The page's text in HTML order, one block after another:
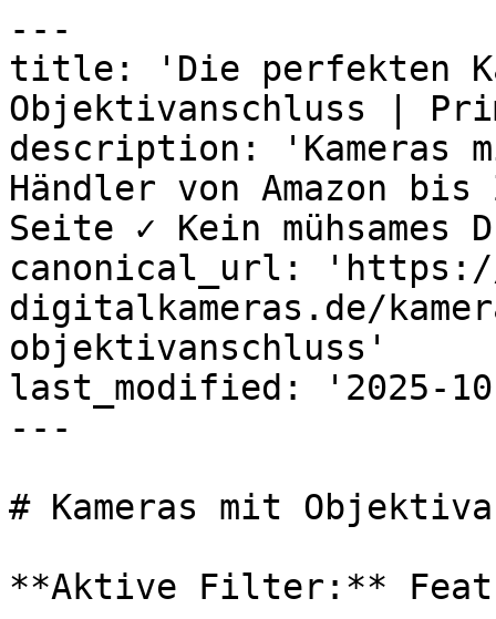
---
title: 'Die perfekten
Objektivanschluss |
description: 'Kameras
Händler von Amazon
Seite ✓ Kein
canonical_url: 'https://
digitalkameras.de/
objektivanschluss'
last_modified: '2025-
---
# Kameras mit
**Aktive Filter:**